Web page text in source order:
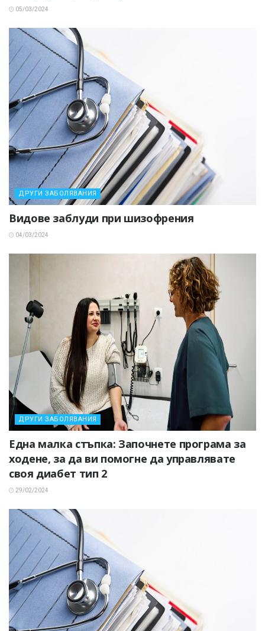
05/03/2024
ДРУГИ ЗАБОЛЯВАНИЯ
Видове заблуди при шизофрения
04/03/2024
ДРУГИ ЗАБОЛЯВАНИЯ
Една малка стъпка: Започнете програма за
ходене, за да ви помогне да управлявате
своя диабет тип 2
29/02/2024